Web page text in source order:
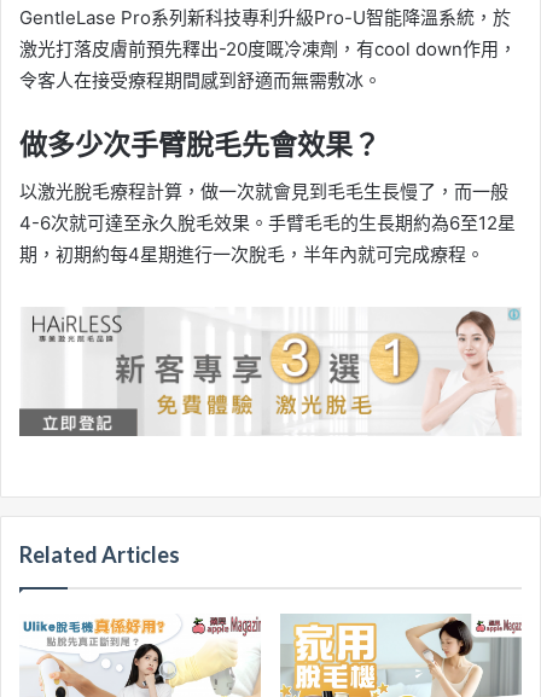
GentleLase Pro系列新科技專利升級Pro-U智能降溫系統，於
激光打落皮膚前預先釋出-20度嘅冷凍劑，有cool down作用，
令客人在接受療程期間感到舒適而無需敷冰。
做多少次手臂脫毛先會效果？
以激光脫毛療程計算，做一次就會見到毛毛生長慢了，而一般
4-6次就可達至永久脫毛效果。手臂毛毛的生長期約為6至12星
期，初期約每4星期進行一次脫毛，半年內就可完成療程。
Related Articles